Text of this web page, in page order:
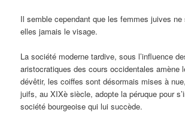
Il semble cependant que les femmes juives ne
elles jamais le visage.
La société moderne tardive, sous l’influence
aristocratiques des cours occidentales amène
dévêtir, les coiffes sont désormais mises à
juifs, au XIXè siècle, adopte la péruque pour
société bourgeoise qui lui succède.